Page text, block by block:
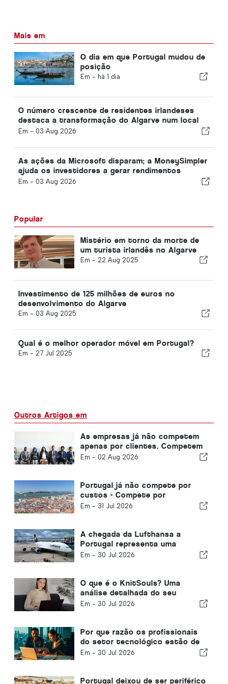
Mais em
O dia em que Portugal mudou de
posição
Em - há 1 dia
O número crescente de residentes irlandeses
destaca a transformação do Algarve num local
onde se pode viver durante todo o ano
Em - 03 Aug 2026
As ações da Microsoft disparam; a MoneySimpler
ajuda os investidores a gerar rendimentos
passivos através da negociação automatizada
Em - 03 Aug 2026
Popular
Mistério em torno da morte de
um turista irlandês no Algarve
Em - 22 Aug 2025
Investimento de 125 milhões de euros no
desenvolvimento do Algarve
Em - 03 Aug 2025
Qual é o melhor operador móvel em Portugal?
Em - 27 Jul 2025
Outros Artigos em
As empresas já não competem
apenas por clientes. Competem
por talento.
Em - 02 Aug 2026
Portugal já não compete por
custos - Compete por
ecossistemas.
Em - 31 Jul 2026
A chegada da Lufthansa a
Portugal representa uma
oportunidade
Em - 30 Jul 2026
O que é o KnitSouls? Uma
análise detalhada do seu
funcionamento
Em - 30 Jul 2026
Por que razão os profissionais
do setor tecnológico estão de
olho em Portugal, à medida que
Em - 30 Jul 2026
Portugal deixou de ser periférico